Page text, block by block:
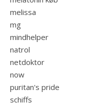
melissa
mg
mindhelper
natrol
netdoktor
now
puritan's pride
schiffs